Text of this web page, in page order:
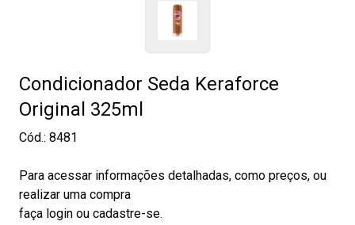
Condicionador Seda Keraforce
Original 325ml
Cód.: 8481
Para acessar informações detalhadas, como preços, ou
realizar uma compra
faça login ou cadastre-se.